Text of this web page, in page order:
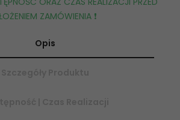
ZAMÓWIENIA ❗️
Opis